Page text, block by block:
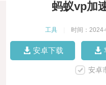
蚂蚁vp加
工具 时间：
安卓下载
安卓